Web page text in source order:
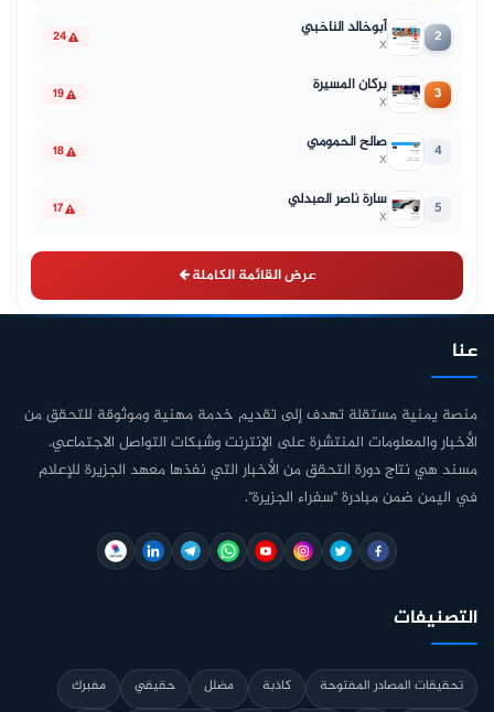
2 أبوخالد الناخبي
X
24
3 بركان المسيرة
X
19
4 صالح الحمومي
X
18
5 سارة ناصر العبدلي
X
17
عرض القائمة الكاملة
عنا
منصة يمنية مستقلة تهدف إلى تقديم خدمة مهنية وموثوقة للتحقق من
الأخبار والمعلومات المنتشرة على الإنترنت وشبكات التواصل الاجتماعي.
مسند هي نتاج دورة التحقق من الأخبار التي نفذها معهد الجزيرة للإعلام
في اليمن ضمن مبادرة "سفراء الجزيرة".
التصنيفات
تحقيقات المصادر المفتوحة كاذبة مضلل حقيقي
مفبرك